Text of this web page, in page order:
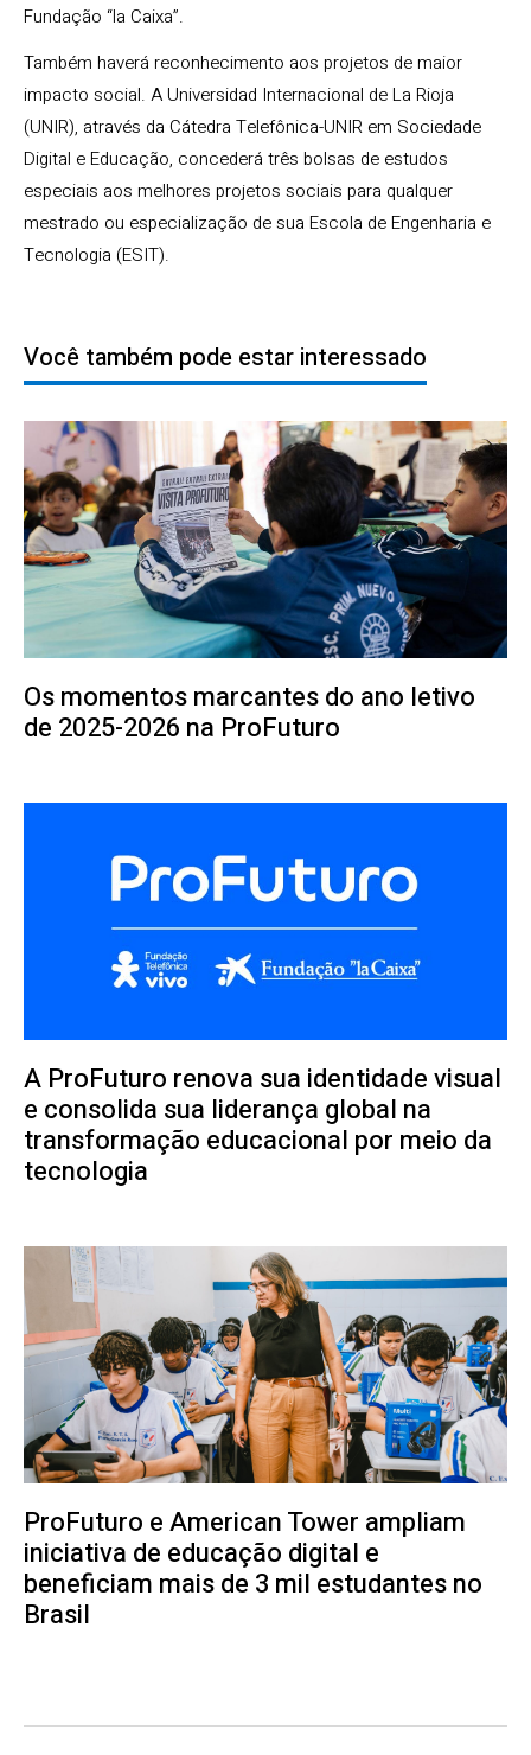
Fundação “la Caixa”.
Também haverá reconhecimento aos projetos de maior
impacto social. A Universidad Internacional de La Rioja
(UNIR), através da Cátedra Telefônica-UNIR em Sociedade
Digital e Educação, concederá três bolsas de estudos
especiais aos melhores projetos sociais para qualquer
mestrado ou especialização de sua Escola de Engenharia e
Tecnologia (ESIT).
Você também pode estar interessado
Os momentos marcantes do ano letivo
de 2025-2026 na ProFuturo
A ProFuturo renova sua identidade visual
e consolida sua liderança global na
transformação educacional por meio da
tecnologia
ProFuturo e American Tower ampliam
iniciativa de educação digital e
beneficiam mais de 3 mil estudantes no
Brasil